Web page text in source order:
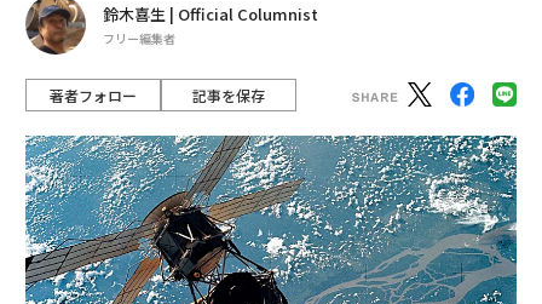
鈴木喜生 | Official Columnist
フリー編集者
著者フォロー 記事を保存